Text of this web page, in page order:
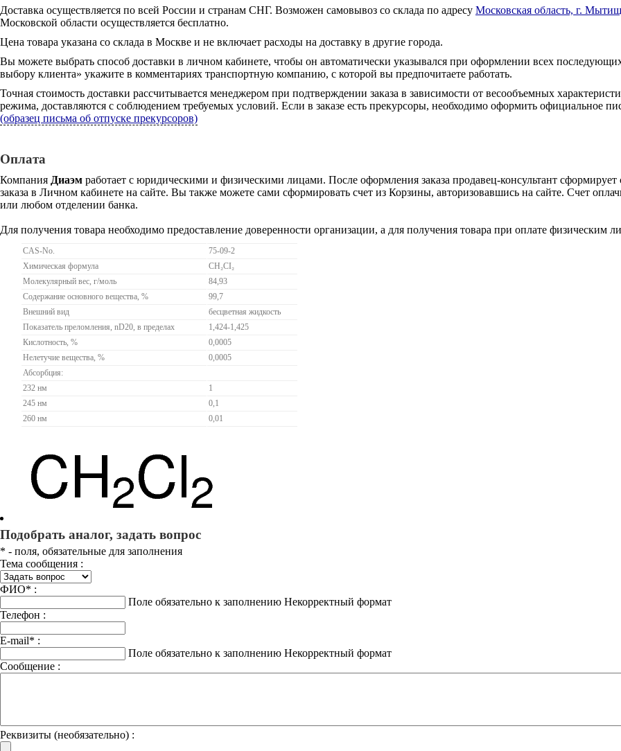
Доставка осуществляется по всей России и странам СНГ. Возможен самовывоз со склада по адресу Московская область, г.
Московской области осуществляется бесплатно.
Цена товара указана со склада в Москве и не включает расходы на доставку в другие города.
Вы можете выбрать способ доставки в личном кабинете, чтобы он автоматически указывался при оформлении всех
выбору клиента» укажите в комментариях транспортную компанию, с которой вы предпочитаете работать.
Точная стоимость доставки рассчитывается менеджером при подтверждении заказа в зависимости от весообъемных
режима, доставляются с соблюдением требуемых условий. Если в заказе есть прекурсоры, необходимо оформить официальное
(образец письма об отпуске прекурсоров)
Оплата
Компания Диаэм работает с юридическими и физическими лицами. После оформления заказа продавец-консультант
заказа в Личном кабинете на сайте. Вы также можете сами сформировать счет из Корзины, авторизовавшись на сайте. Счет
или любом отделении банка.
Для получения товара необходимо предоставление доверенности организации, а для получения товара при оплате физическим
CAS-No.
75-09-2
Химическая формула
CH₂CI₂
Молекулярный вес, г/моль
84,93
Содержание основного вещества, %
99,7
Внешний вид
бесцветная жидкость
Показатель преломления, nD20, в пределах
1,424-1,425
Кислотность, %
0,0005
Нелетучие вещества, %
0,0005
Абсорбция:
232 нм
1
245 нм
0,1
260 нм
0,01
Подобрать аналог, задать вопрос
* - поля, обязательные для заполнения
Тема сообщения :
ФИО* :
Поле обязательно к заполнению Некорректный формат
Телефон :
E-mail* :
Поле обязательно к заполнению Некорректный формат
Сообщение :
Реквизиты (необязательно) :